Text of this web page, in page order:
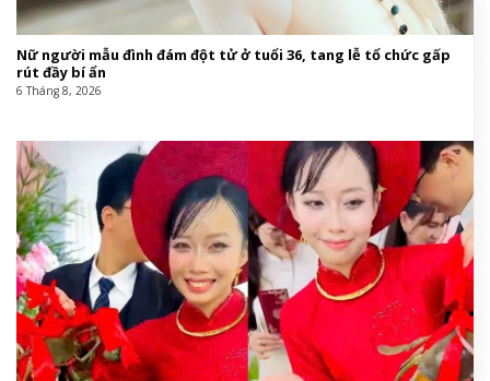
Nữ người mẫu đình đám đột tử ở tuổi 36, tang lễ tổ chức gấp
rút đầy bí ẩn
6 Tháng 8, 2026